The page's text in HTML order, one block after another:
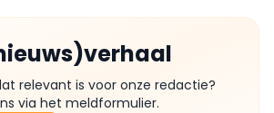
relevant is voor onze redactie?
via het meldformulier.